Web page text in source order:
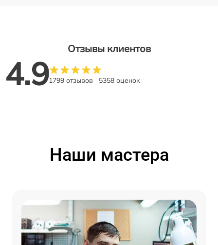
Отзывы клиентов
4.91799 отзывов 5358 оценок
Наши мастера